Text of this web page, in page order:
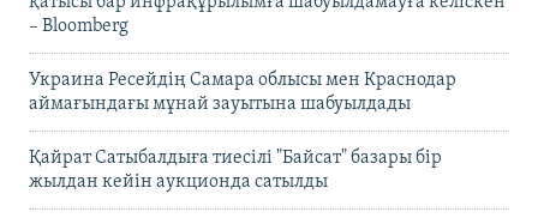
– Bloomberg
Украина Ресейдің Самара облысы мен Краснодар
аймағындағы мұнай зауытына шабуылдады
Қайрат Сатыбалдыға тиесілі "Байсат" базары бір
жылдан кейін аукционда сатылды